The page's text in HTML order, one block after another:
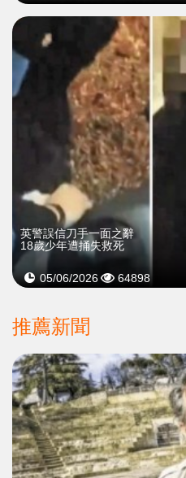
英警誤信刀手一面之辭
18歲少年遭捅失救死
05/06/2026 64898
推薦新聞